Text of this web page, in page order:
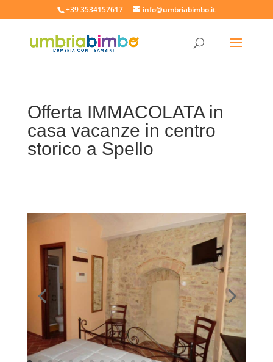
+39 3534157617 info@umbriabimbo.it
Offerta IMMACOLATA in
casa vacanze in centro
storico a Spello